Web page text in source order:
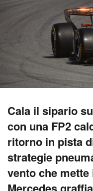
Cala il sipario
con una FP2
ritorno in pista
strategie
vento che